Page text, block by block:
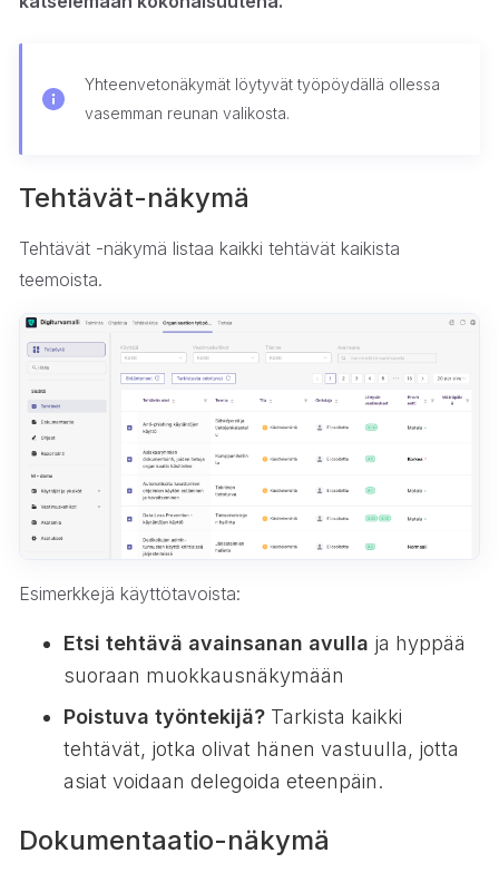
Yhteenvetonäkymät löytyvät työpöydällä ollessa
vasemman reunan valikosta.
Tehtävät-näkymä
Tehtävät -näkymä listaa kaikki tehtävät kaikista
teemoista.
Esimerkkejä käyttötavoista:
Etsi tehtävä avainsanan avulla ja hyppää
suoraan muokkausnäkymään
Poistuva työntekijä? Tarkista kaikki
tehtävät, jotka olivat hänen vastuulla, jotta
asiat voidaan delegoida eteenpäin.
Dokumentaatio-näkymä